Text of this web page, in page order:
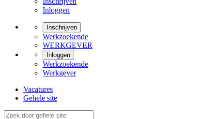
Inloggen
Inschrijven
Werkzoekende
WERKGEVER
Inloggen
Werkzoekende
Werkgever
Vacatures
Gehele site